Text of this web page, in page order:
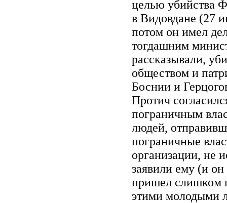
целью убийства
в Видовдане (27
потом он имел
тогдашним
рассказывали,
обществом и
Боснии и
Протич
пограничным
людей,
пограничные
организации, не
заявили ему (и
пришел слишком
этими молодыми